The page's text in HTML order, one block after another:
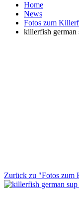
Home
News
Fotos zum
killerfish german
Zurück zu "Fotos zum